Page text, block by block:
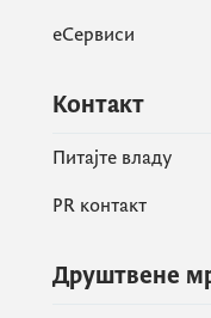
еСервиси
Контакт
Питајте владу
PR контакт
Друштвене